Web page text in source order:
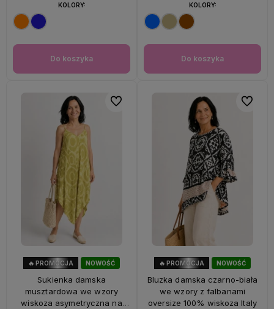
Do koszyka
KOLORY:
Do koszyka
KOLORY:
NOWOŚĆ
🔥 PROMOCJA
Sukienka damska
musztardowa we wzory
wiskoza asymetryczna na
Do ulubionych
NOWOŚĆ
🔥 PROMOCJA
Bluzka damska czarno-biała
we wzory z falbanami
oversize 100% wiskoza Italy
Do